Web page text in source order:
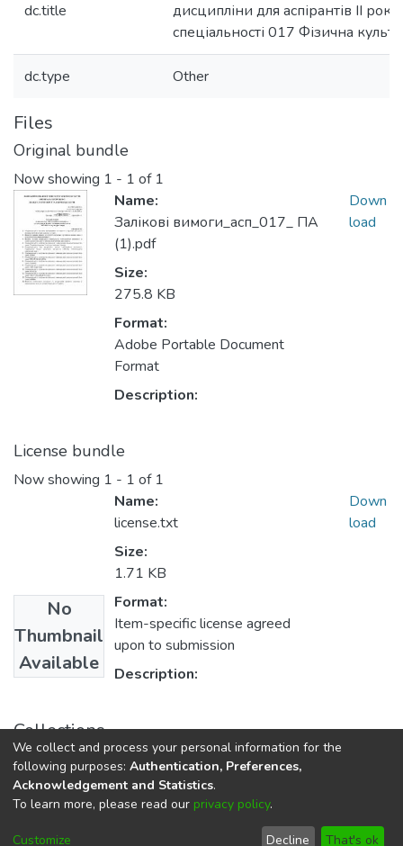
dc.title
дисципліни для аспірантів ІІ
спеціальності 017 Фізична
dc.type Other
Files
Original bundle
Now showing 1 - 1 of 1
Name:
Залікові вимоги_асп_017_ ПА
(1).pdf
Size:
275.8 KB
Format:
Adobe Portable Document
Format
Description:
Down
load
License bundle
Now showing 1 - 1 of 1
No
Thumbnail
Available
Name:
license.txt
Size:
1.71 KB
Format:
Item-specific license agreed
upon to submission
Description:
Down
load
Collections
Залікові вимоги
DSpace softwarecopyright © 2002-2026
Cookie
End User
Send
We collect and process your personal information for the
following purposes: Authentication, Preferences,
Acknowledgement and Statistics.
To learn more, please read our privacy policy.
Customize Decline That's ok